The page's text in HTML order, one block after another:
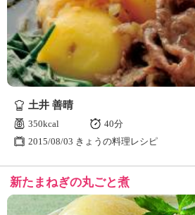
土井 善晴
350kcal
40分
2015/08/03 きょうの料理レシピ
新たまねぎの丸ごと煮